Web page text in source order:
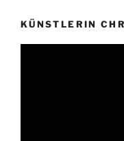
KÜNSTLERIN